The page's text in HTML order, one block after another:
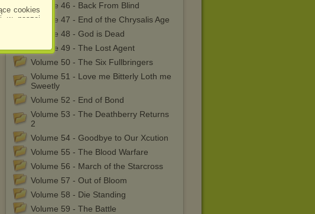
cookies
w naszej
może
niestety
działań
nie
reklama
w
na
cookies,
Volume 46 - Back From Blind
Volume 47 - End of the Chrysalis Age
Volume 48 - God is Dead
Volume 49 - The Lost Agent
Volume 50 - The Six Fullbringers
Volume 51 - Love me Bitterly Loth me
Sweetly
Volume 52 - End of Bond
Volume 53 - The Deathberry Returns
2
Volume 54 - Goodbye to Our Xcution
Volume 55 - The Blood Warfare
Volume 56 - March of the Starcross
Volume 57 - Out of Bloom
Volume 58 - Die Standing
Volume 59 - The Battle